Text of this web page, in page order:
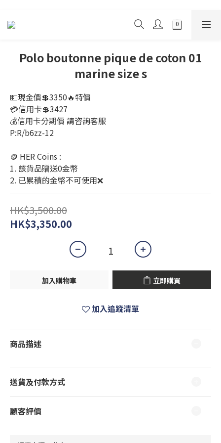
Polo boutonne pique de coton 01
marine size s
💵現金價💲3350🔥特價
💳信用卡💲3427
💰信用卡分期價 請咨詢客服
P:R/b6zz-12
🪙 HER Coins :
1. 該貨品贈送0金幣
2. 已累積的金幣不可使用❌
HK$3,500.00
HK$3,350.00
加入購物車 立即購買
加入追蹤清單
商品描述
送貨及付款方式
顧客評價